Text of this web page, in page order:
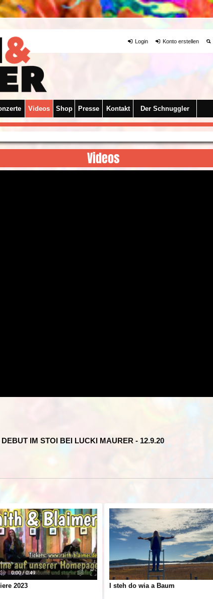
Login Konto erstellen
Videos Shop Presse Kontakt Der Schnuggler
Videos
IM STOI BEI LUCKI MAURER - 12.9.20
2023 I steh do wia a Baum